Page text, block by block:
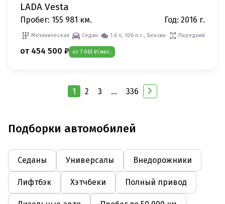
LADA Vesta
Пробег: 155 981 км. Год: 2016 г.
Механическая Седан 1.6 л, 106 л.с., Бензин Передний
от 454 500 ₽ от 7 061 ₽/мес.
1 2 3 ... 336
Подборки автомобилей
Седаны Универсалы Внедорожники
Лифтбэк Хэтчбеки Полный привод